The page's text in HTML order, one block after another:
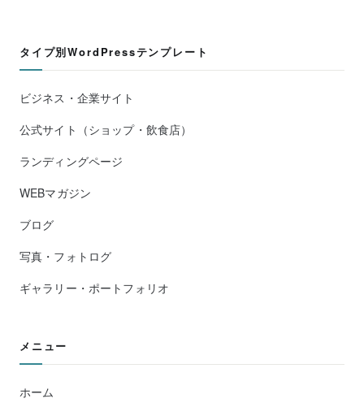
タイプ別WordPressテンプレート
ビジネス・企業サイト
公式サイト（ショップ・飲食店）
ランディングページ
WEBマガジン
ブログ
写真・フォトログ
ギャラリー・ポートフォリオ
メニュー
ホーム